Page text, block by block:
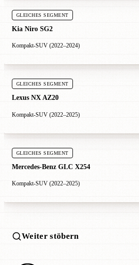
GLEICHES SEGMENT
Kia Niro SG2
Kompakt-SUV (2022–2024)
GLEICHES SEGMENT
Lexus NX AZ20
Kompakt-SUV (2022–2025)
GLEICHES SEGMENT
Mercedes-Benz GLC X254
Kompakt-SUV (2022–2025)
Weiter stöbern